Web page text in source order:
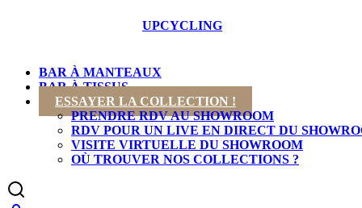
UPCYCLING
BAR À MANTEAUX
BAR À TISSUS
ESSAYER LA COLLECTION !
PRENDRE RDV AU SHOWROOM
RDV POUR UN LIVE EN DIRECT DU
VISITE VIRTUELLE DU SHOWROOM
OÙ TROUVER NOS COLLECTIONS ?